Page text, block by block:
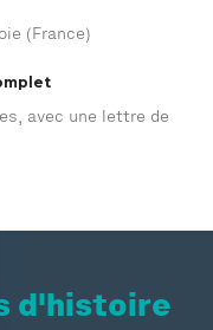
(France)
avec une lettre de
d'histoire